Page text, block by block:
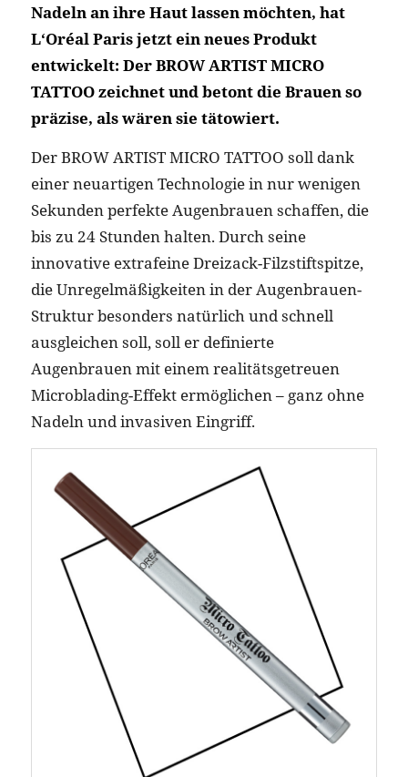
Nadeln an ihre Haut lassen möchten, hat
L‘Oréal Paris jetzt ein neues Produkt
entwickelt: Der BROW ARTIST MICRO
TATTOO zeichnet und betont die Brauen so
präzise, als wären sie tätowiert.
Der BROW ARTIST MICRO TATTOO soll dank
einer neuartigen Technologie in nur wenigen
Sekunden perfekte Augenbrauen schaffen, die
bis zu 24 Stunden halten. Durch seine
innovative extrafeine Dreizack-Filzstiftspitze,
die Unregelmäßigkeiten in der Augenbrauen-
Struktur besonders natürlich und schnell
ausgleichen soll, soll er definierte
Augenbrauen mit einem realitätsgetreuen
Microblading-Effekt ermöglichen – ganz ohne
Nadeln und invasiven Eingriff.